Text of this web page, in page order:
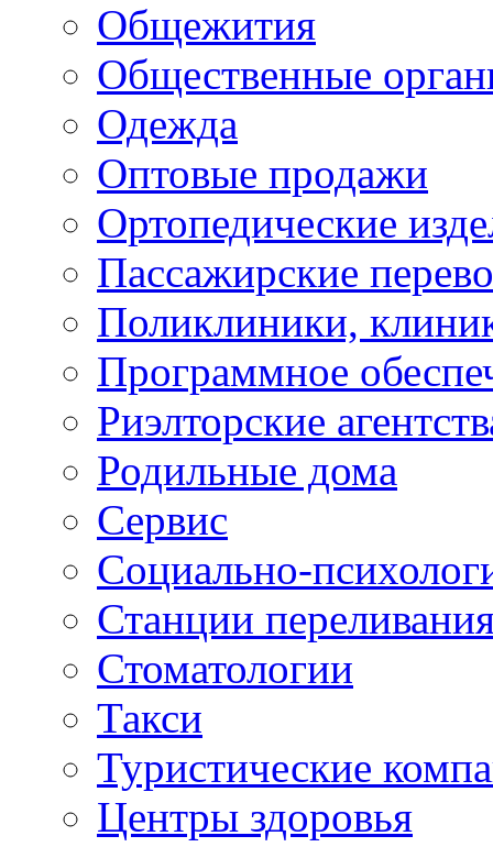
Общежития
Общественные
Одежда
Оптовые продажи
Ортопедические
Пассажирские
Поликлиники,
Программное
Риэлторские
Родильные дома
Сервис
Социально-
Станции
Стоматологии
Такси
Туристические
Центры здоровья